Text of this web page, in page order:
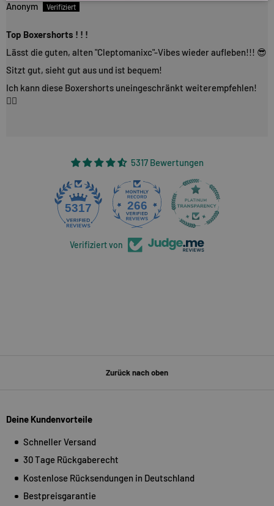
Anonym
Top Boxershorts ! ! !
Lässt die guten, alten "Cleptomanixc"-Vibes wieder aufleben!!! 😎
Sitzt gut, sieht gut aus und ist bequem!
Ich kann diese Boxershorts uneingeschränkt weiterempfehlen!
👍🏻
5317 Bewertungen
5317 266
Verifiziert von
Zurück nach oben
Deine Kundenvorteile
Schneller Versand
30 Tage Rückgaberecht
Kostenlose Rücksendungen in Deutschland
Bestpreisgarantie